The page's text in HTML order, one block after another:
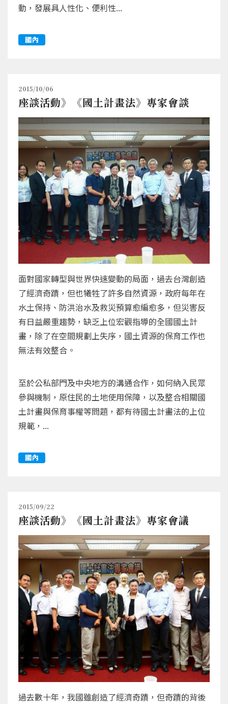
動，發展具人性化、便利性...
國內
2015/10/06
座談活動》《國土計畫法》專家會談
面對國家轉型與世界快速變動的局面，過去台灣創造
了經濟奇蹟，但也犧牲了許多自然資源，政府每年在
水土保持、防洪治水及救災預算愈編愈多，但災害反
有日益嚴重趨勢，缺乏上位宏觀指導的全國國土計
畫，除了在空間規劃上失序，國土資源的保育工作也
無法有效整合。
至於公私部門及中央地方的溝通合作，如何納入民眾
參與機制，原住民的土地使用保障，以及整合相關國
土計畫與保育事權等問題，都有待國土計畫法的上位
規範，...
國內
2015/09/22
座談活動》《國土計畫法》專家會議
過去數十年，我國雖創造了經濟奇蹟，但奇蹟的背後